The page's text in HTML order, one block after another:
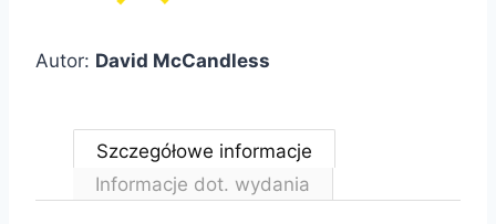
Autor: David McCandless
Szczegółowe informacje
Informacje dot. wydania